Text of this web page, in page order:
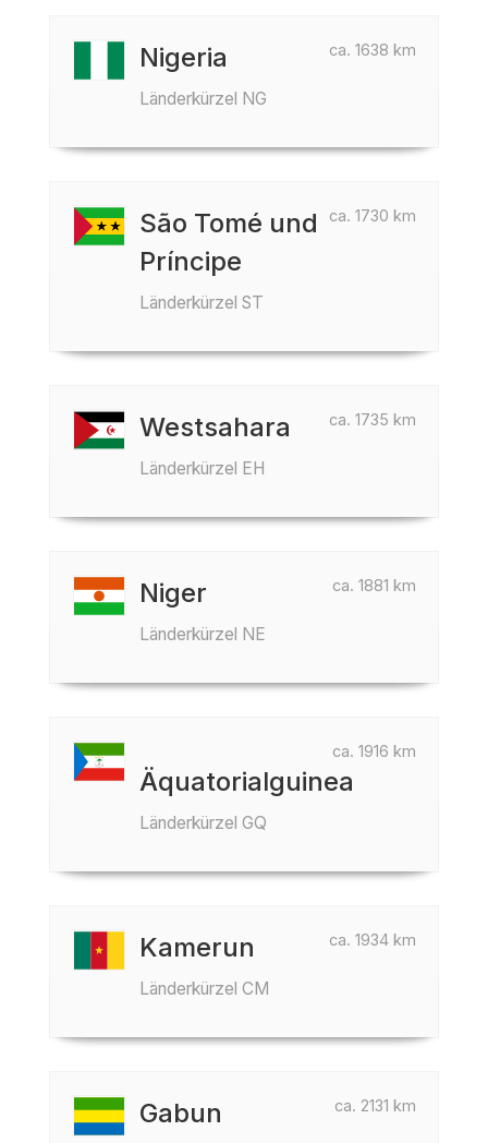
ca. 1638 km
Nigeria
Länderkürzel NG
ca. 1730 km
São Tomé und
Príncipe
Länderkürzel ST
ca. 1735 km
Westsahara
Länderkürzel EH
ca. 1881 km
Niger
Länderkürzel NE
ca. 1916 km
Äquatorialguinea
Länderkürzel GQ
ca. 1934 km
Kamerun
Länderkürzel CM
ca. 2131 km
Gabun